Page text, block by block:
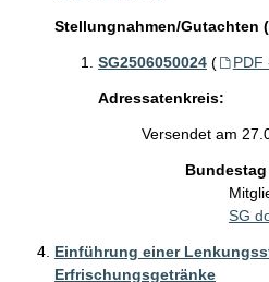
Stellungnahmen/Gutachten
SG2506050024 ( PDF
Adressatenkreis:
Versendet am
Bundestag
SG
Einführung einer
Erfrischungsgetränke